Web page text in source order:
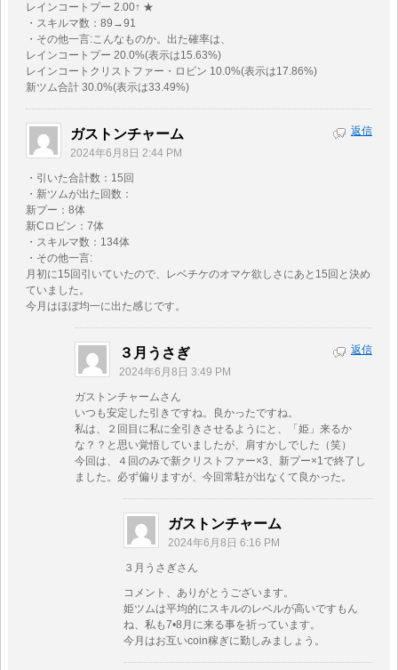
レインコートプー 2.00↑ ★
・スキルマ数：89→91
・その他一言:こんなものか。出た確率は、
レインコートプー 20.0%(表示は15.63%)
レインコートクリストファー・ロビン 10.0%(表示は17.86%)
新ツム合計 30.0%(表示は33.49%)
ガストンチャーム
2024年6月8日 2:44 PM
・引いた合計数：15回
・新ツムが出た回数：
新プー：8体
新Cロビン：7体
・スキルマ数：134体
・その他一言:
月初に15回引いていたので、レベチケのオマケ欲しさにあと15回と決め
ていました。
今月はほぼ均一に出た感じです。
返信
３月うさぎ
2024年6月8日 3:49 PM
ガストンチャームさん
いつも安定した引きですね。良かったですね。
私は、２回目に私に全引きさせるようにと、「姫」来るか
な？？と思い覚悟していましたが、肩すかしでした（笑）
今回は、４回のみで新クリストファー×3、新プー×1で終了し
ました。必ず偏りますが、今回常駐が出なくて良かった。
返信
ガストンチャーム
2024年6月8日 6:16 PM
３月うさぎさん
コメント、ありがとうございます。
姫ツムは平均的にスキルのレベルが高いですもん
ね、私も7•8月に来る事を祈っています。
今月はお互いcoin稼ぎに勤しみましょう。